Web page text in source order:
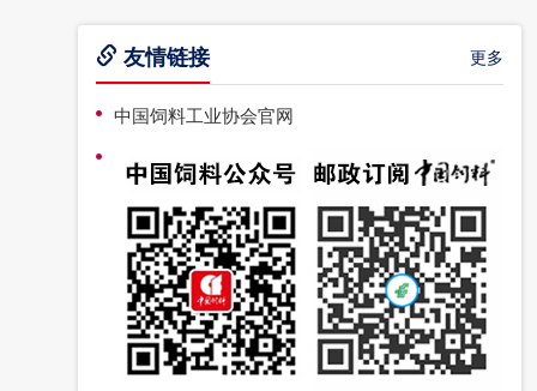
友情链接 更多
中国饲料工业协会官网